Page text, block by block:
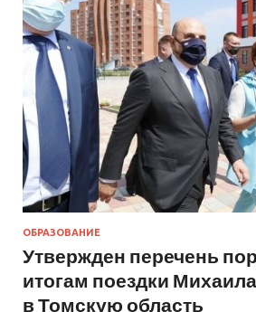
ОБРАЗОВАНИЕ
Утвержден перечень
итогам поездки
в Томскую область